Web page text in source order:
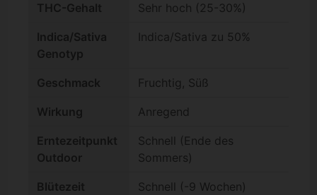
THC-Gehalt Sehr hoch (25-30%)
Indica/Sativa
Genotyp
Indica/Sativa zu 50%
Geschmack Fruchtig, Süß
Wirkung Anregend
Erntezeitpunkt
Outdoor
Schnell (Ende des
Sommers)
Blütezeit
Schnell (-9 Wochen)